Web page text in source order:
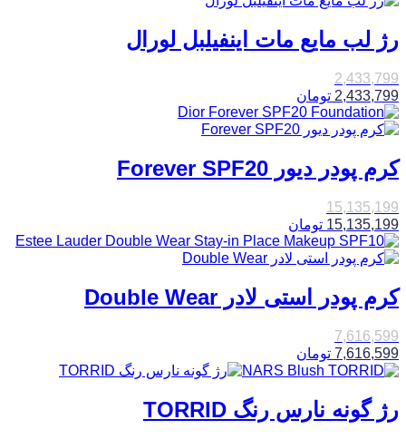
رژ لب مایع مات اینفیلبل لورال
2,433,799
2,433,799 تومان
کرم پودر دیور Forever SPF20
15,135,199
15,135,199 تومان
کرم پودر استی لادر Double Wear
7,616,599
7,616,599 تومان
رژ گونه نارس رنگ TORRID